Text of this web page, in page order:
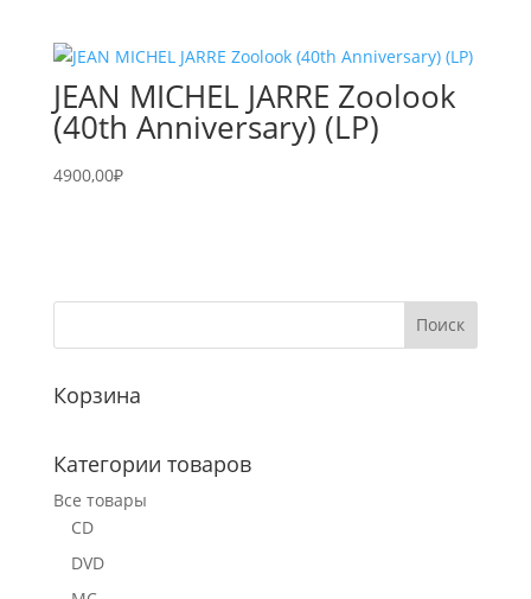
JEAN MICHEL JARRE Zoolook
(40th Anniversary) (LP)
4900,00₽
Корзина
Категории товаров
Все товары
CD
DVD